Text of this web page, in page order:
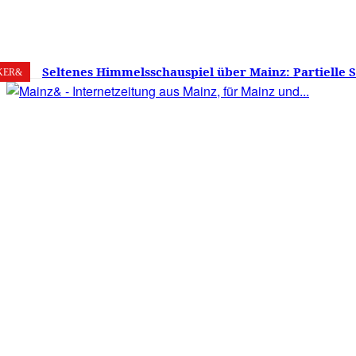
6. August 2026 26.2 Mainz
Seltenes Himmelsschauspiel über Mainz: Partielle
am 12. August 2026 – Sonne zu etwa 88 Prozent